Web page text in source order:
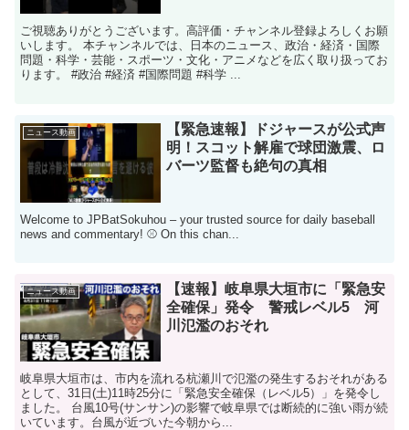
ご視聴ありがとうございます。高評価・チャンネル登録よろしくお願
いします。 本チャンネルでは、日本のニュース、政治・経済・国際
問題・科学・芸能・スポーツ・文化・アニメなどを広く取り扱ってお
ります。 #政治 #経済 #国際問題 #科学 ...
ニュース動画
【緊急速報】ドジャースが公式声
明！スコット解雇で球団激震、ロ
バーツ監督も絶句の真相
Welcome to JPBatSokuhou – your trusted source for daily baseball
news and commentary! ⚾️ On this chan...
ニュース動画
【速報】岐阜県大垣市に「緊急安
全確保」発令 警戒レベル5 河
川氾濫のおそれ
岐阜県大垣市は、市内を流れる杭瀬川で氾濫の発生するおそれがある
として、31日(土)11時25分に「緊急安全確保（レベル5）」を発令し
ました。 台風10号(サンサン)の影響で岐阜県では断続的に強い雨が続
いています。台風が近づいた今朝から...